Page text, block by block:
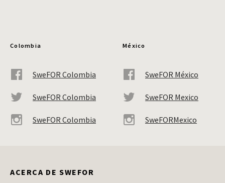
Colombia
SweFOR Colombia
SweFOR Colombia
SweFOR Colombia
México
SweFOR México
SweFOR Mexico
SweFORMexico
ACERCA DE SWEFOR